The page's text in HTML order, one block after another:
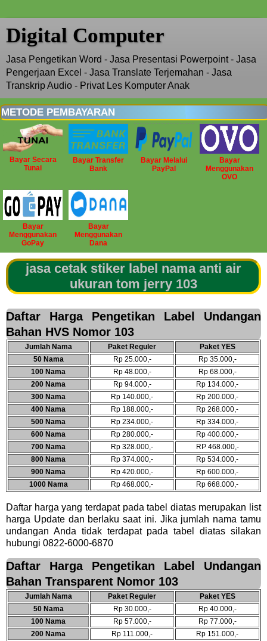
Digital Computer
Jasa Pengetikan Word - Jasa Presentasi Powerpoint - Jasa
Pengerjaan Excel - Jasa Translate Terjemahan - Jasa
Transkrip Audio - Privat Les Komputer Anak
METODE PEMBAYARAN
Bayar Secara
Tunai
Bayar Transfer
Bank
Bayar Melalui
PayPal
Bayar
Menggunakan
OVO
Bayar
Menggunakan
GoPay
Bayar
Menggunakan
Dana
jasa cetak stiker label nama anti air
ukuran tom jerry 103
Daftar Harga Pengetikan Label Undangan
Bahan HVS Nomor 103
Jumlah Nama Paket Reguler
Paket YES
50 Nama
Rp 25.000,-
Rp 35.000,-
100 Nama
Rp 48.000,-
Rp 68.000,-
200 Nama
Rp 94.000,-
Rp 134.000,-
300 Nama
Rp 140.000,-
Rp 200.000,-
400 Nama
Rp 188.000,-
Rp 268.000,-
500 Nama
Rp 234.000,-
Rp 334.000,-
600 Nama
Rp 280.000,-
Rp 400.000,-
700 Nama
Rp 328.000,-
RP 468.000,-
800 Nama
Rp 374.000,-
Rp 534.000,-
900 Nama
Rp 420.000,-
Rp 600.000,-
1000 Nama
Rp 468.000,- Rp 668.000,-
Daftar harga yang terdapat pada tabel diatas merupakan list
harga Update dan berlaku saat ini. Jika jumlah nama tamu
undangan Anda tidak terdapat pada tabel diatas silakan
hubungi 0822-6000-6870
Daftar Harga Pengetikan Label Undangan
Bahan Transparent Nomor 103
Jumlah Nama Paket Reguler
Paket YES
50 Nama
Rp 30.000,-
Rp 40.000,-
100 Nama
Rp 57.000,-
Rp 77.000,-
200 Nama
Rp 111.000,-
Rp 151.000,-